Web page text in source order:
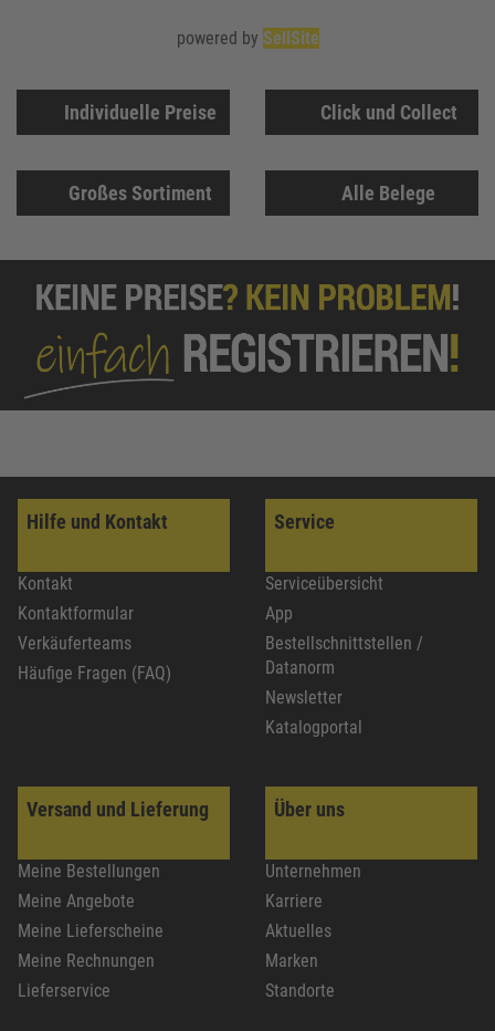
Individuelle Preise Click und Collect
Großes Sortiment Alle Belege
Hilfe und Kontakt
Kontakt
Kontaktformular
Verkäuferteams
Häufige Fragen (FAQ)
Service
Serviceübersicht
App
Bestellschnittstellen /
Datanorm
Newsletter
Katalogportal
Versand und Lieferung
Meine Bestellungen
Meine Angebote
Meine Lieferscheine
Meine Rechnungen
Lieferservice
Über uns
Unternehmen
Karriere
Aktuelles
Marken
Standorte
powered by SellSite